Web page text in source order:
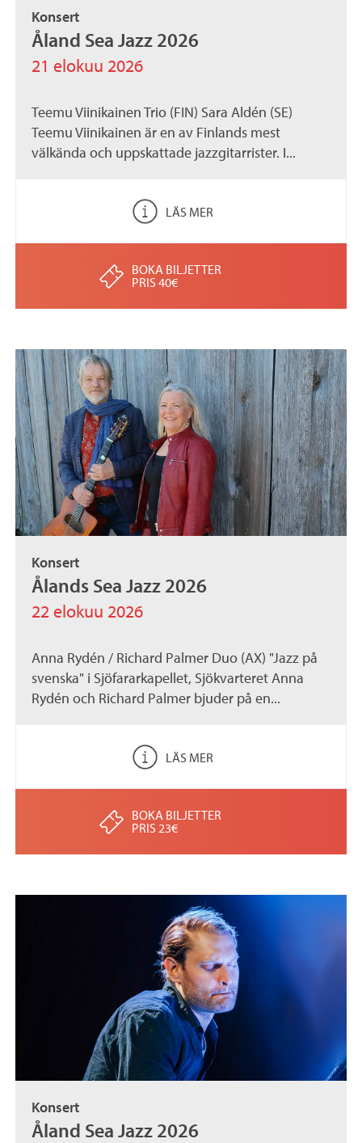
Konsert
Åland Sea Jazz 2026
21 elokuu 2026
Teemu Viinikainen Trio (FIN) Sara Aldén (SE)
Teemu Viinikainen är en av Finlands mest
välkända och uppskattade jazzgitarrister. I...
LÄS MER
BOKA BILJETTER
PRIS 40€
Konsert
Ålands Sea Jazz 2026
22 elokuu 2026
Anna Rydén / Richard Palmer Duo (AX) "Jazz på
svenska" i Sjöfararkapellet, Sjökvarteret Anna
Rydén och Richard Palmer bjuder på en...
LÄS MER
BOKA BILJETTER
PRIS 23€
Konsert
Åland Sea Jazz 2026